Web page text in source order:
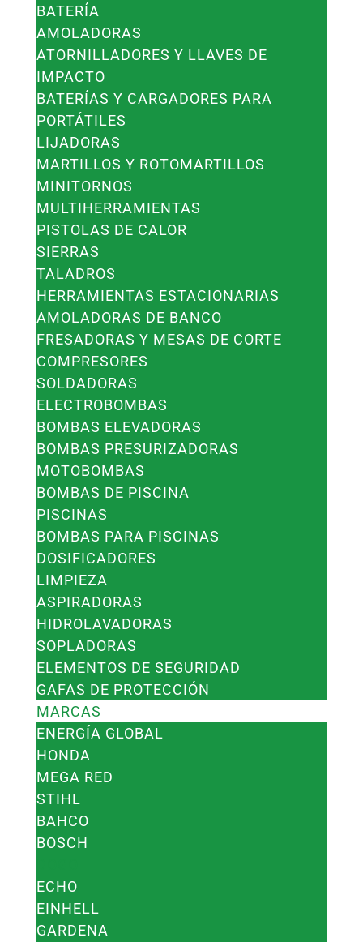
BATERÍA
AMOLADORAS
ATORNILLADORES Y LLAVES DE
IMPACTO
BATERÍAS Y CARGADORES PARA
PORTÁTILES
LIJADORAS
MARTILLOS Y ROTOMARTILLOS
MINITORNOS
MULTIHERRAMIENTAS
PISTOLAS DE CALOR
SIERRAS
TALADROS
HERRAMIENTAS ESTACIONARIAS
AMOLADORAS DE BANCO
FRESADORAS Y MESAS DE CORTE
COMPRESORES
SOLDADORAS
ELECTROBOMBAS
BOMBAS ELEVADORAS
BOMBAS PRESURIZADORAS
MOTOBOMBAS
BOMBAS DE PISCINA
PISCINAS
BOMBAS PARA PISCINAS
DOSIFICADORES
LIMPIEZA
ASPIRADORAS
HIDROLAVADORAS
SOPLADORAS
ELEMENTOS DE SEGURIDAD
GAFAS DE PROTECCIÓN
MARCAS
ENERGÍA GLOBAL
HONDA
MEGA RED
STIHL
BAHCO
BOSCH
ECHO
EINHELL
GARDENA